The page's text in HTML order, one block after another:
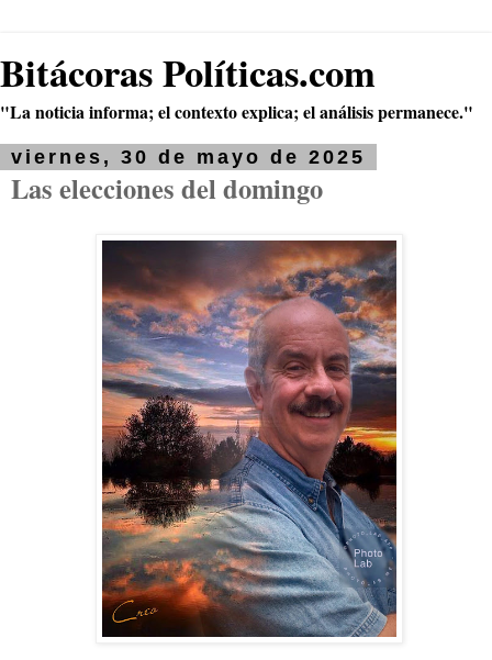
Bitácoras Políticas.com
"La noticia informa; el contexto explica; el análisis permanece."
viernes, 30 de mayo de 2025
Las elecciones del domingo